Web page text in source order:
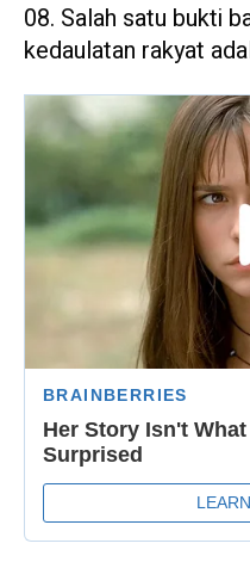
Salah satu bukti
kedaulatan rakyat